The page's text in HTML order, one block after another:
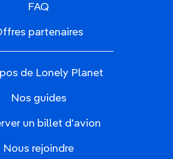
FAQ
partenaires
de Lonely Planet
Nos guides
un billet d'avion
Nous rejoindre